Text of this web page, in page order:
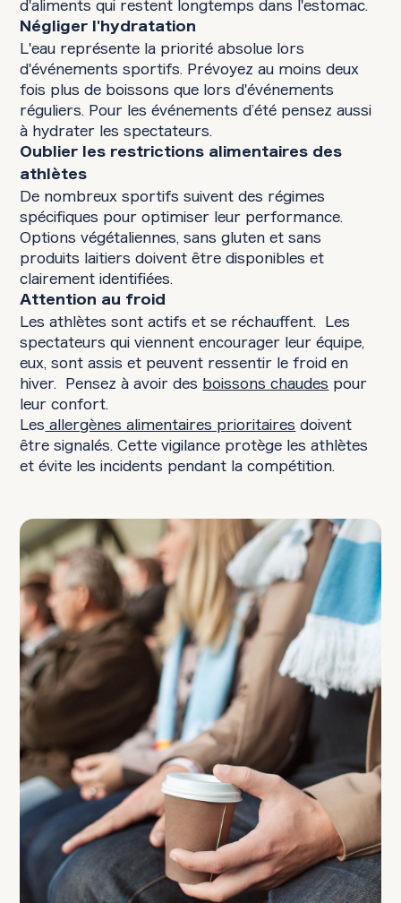
d'aliments qui restent longtemps dans l'estomac.
Négliger l'hydratation
L'eau représente la priorité absolue lors
d'événements sportifs. Prévoyez au moins deux
fois plus de boissons que lors d'événements
réguliers. Pour les événements d’été pensez aussi
à hydrater les spectateurs.
Oublier les restrictions alimentaires des
athlètes
De nombreux sportifs suivent des régimes
spécifiques pour optimiser leur performance.
Options végétaliennes, sans gluten et sans
produits laitiers doivent être disponibles et
clairement identifiées.
Attention au froid
Les athlètes sont actifs et se réchauffent. Les
spectateurs qui viennent encourager leur équipe,
eux, sont assis et peuvent ressentir le froid en
hiver. Pensez à avoir des boissons chaudes pour
leur confort.
Les allergènes alimentaires prioritaires doivent
être signalés. Cette vigilance protège les athlètes
et évite les incidents pendant la compétition.